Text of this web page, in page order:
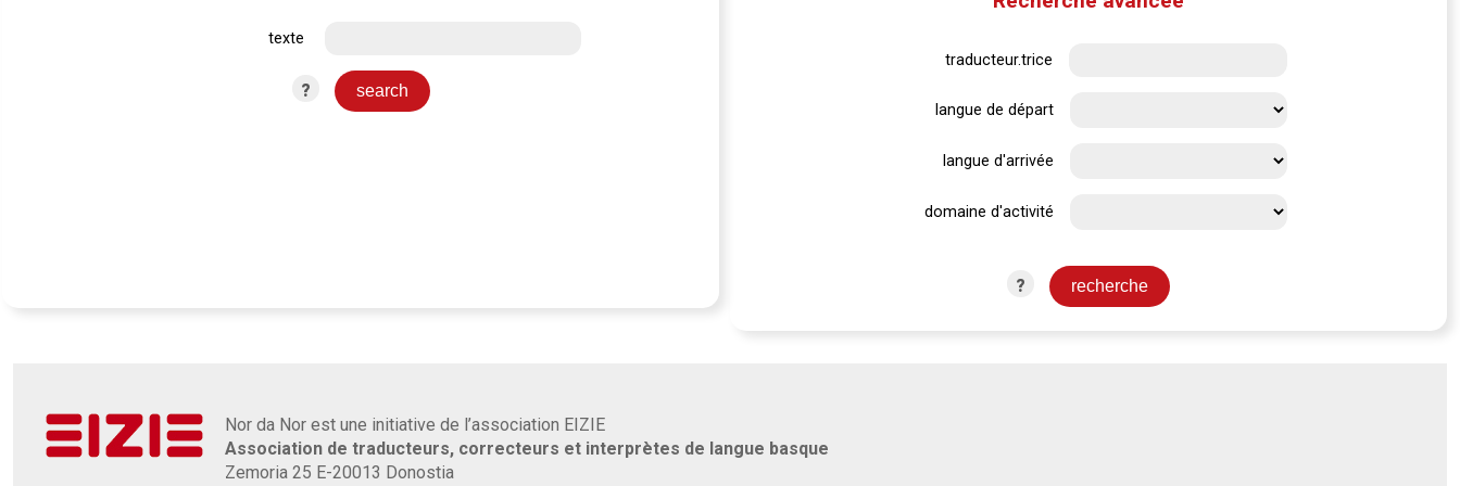
texte
?
traducteur.trice
langue de départ
langue d'arrivée
domaine d'activité
?
Nor da Nor est une initiative de l’association EIZIE
Association de traducteurs, correcteurs et interprètes de langue basque
Zemoria 25 E-20013 Donostia